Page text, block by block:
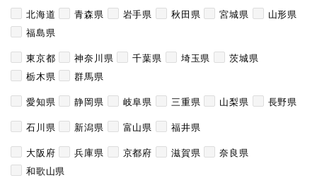
北海道
青森県 岩手県 秋田県 宮城県
山形県
福島県
東京都
神奈川県 千葉県 埼玉県
茨城県
栃木県
群馬県
愛知県
静岡県 岐阜県 三重県 山梨県
長野県
石川県
新潟県 富山県
福井県
大阪府
兵庫県 京都府 滋賀県
奈良県
和歌山県